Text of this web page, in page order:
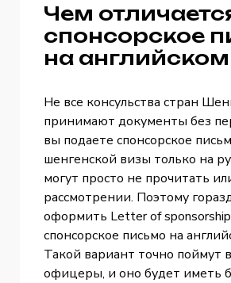
Чем
спонсорское
на
Не все консульства стран
принимают документы без
вы подаете спонсорское
шенгенской визы только на
могут просто не прочитать
рассмотрении. Поэтому
оформить Letter of
спонсорское письмо на
Такой вариант точно поймут
офицеры, и оно будет иметь